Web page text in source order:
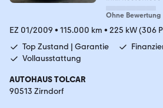
Ohne Bewertung
EZ 01/2009 • 115.000 km • 225 kW (306
Top Zustand | Garantie
Vollausstattung
AUTOHAUS TOLCAR
90513 Zirndorf